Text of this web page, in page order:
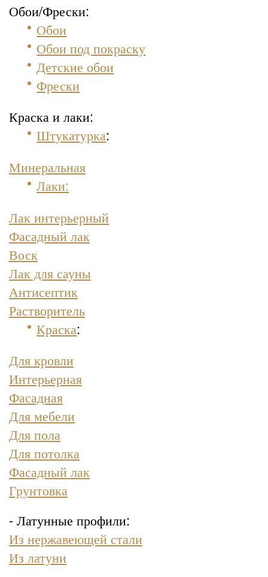
Обои/Фрески:
Обои
Обои под покраску
Детские обои
Фрески
Краска и лаки:
Штукатурка:
Минеральная
Лаки:
Лак интерьерный
Фасадный лак
Воск
Лак для сауны
Антисептик
Растворитель
Краска:
Для кровли
Интерьерная
Фасадная
Для мебели
Для пола
Для потолка
Фасадный лак
Грунтовка
- Латунные профили:
Из нержавеющей стали
Из латуни